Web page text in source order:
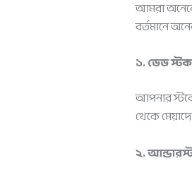
আমরা
বর্তমানে
১. ডেড
আপনার
থেকে
২.